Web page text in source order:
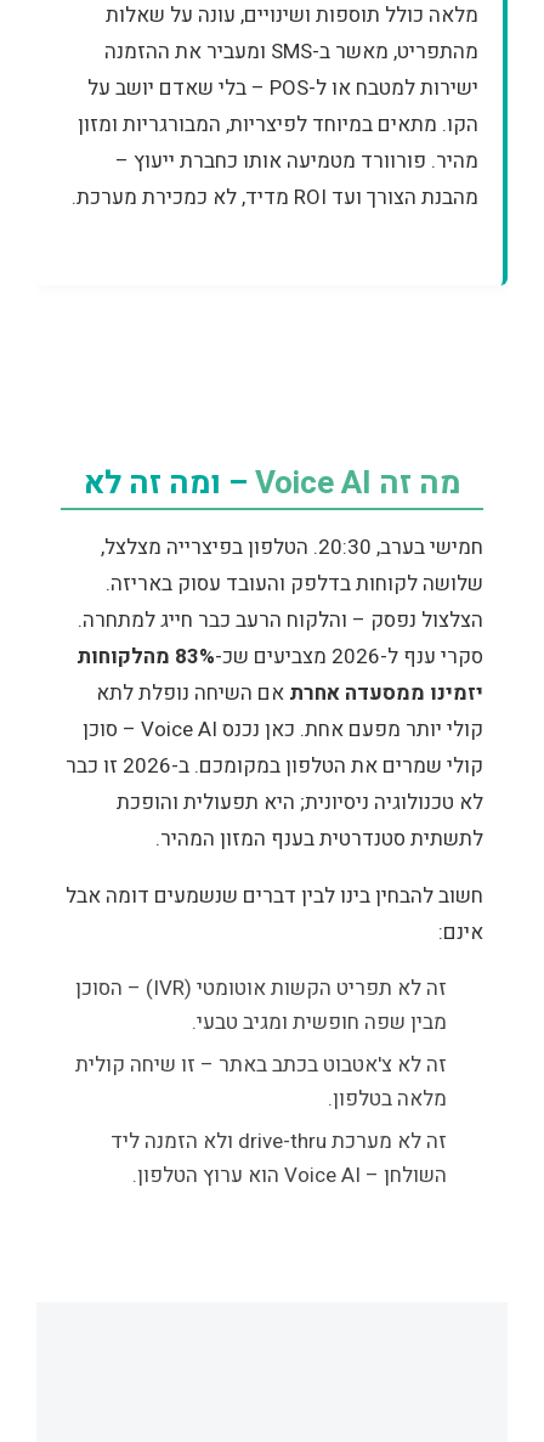
מלאה כולל תוספות ושינויים, עונה על שאלות
מהתפריט, מאשר ב-SMS ומעביר את ההזמנה
ישירות למטבח או ל-POS – בלי שאדם יושב על
הקו. מתאים במיוחד לפיצריות, המבורגריות ומזון
מהיר. פורוורד מטמיעה אותו כחברת ייעוץ –
מהבנת הצורך ועד ROI מדיד, לא כמכירת מערכת.
מה זה Voice AI – ומה זה לא
חמישי בערב, 20:30. הטלפון בפיצרייה מצלצל,
שלושה לקוחות בדלפק והעובד עסוק באריזה.
הצלצול נפסק – והלקוח הרעב כבר חייג למתחרה.
סקרי ענף ל-2026 מצביעים שכ-
83% מהלקוחות
יזמינו ממסעדה אחרת אם השיחה נופלת לתא
קולי יותר מפעם אחת. כאן נכנס Voice AI – סוכן
קולי שמרים את הטלפון במקומכם. ב-2026 זו כבר
לא טכנולוגיה ניסיונית; היא תפעולית והופכת
לתשתית סטנדרטית בענף המזון המהיר.
חשוב להבחין בינו לבין דברים שנשמעים דומה אבל
אינם:
זה לא
תפריט הקשות אוטומטי (IVR) – הסוכן
מבין שפה חופשית ומגיב טבעי.
זה לא צ'אטבוט בכתב באתר – זו שיחה קולית
מלאה בטלפון.
זה לא
מערכת drive-thru ולא הזמנה ליד
השולחן – Voice AI הוא ערוץ הטלפון.